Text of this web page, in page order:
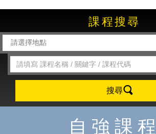
課程搜尋
搜尋
自強課程